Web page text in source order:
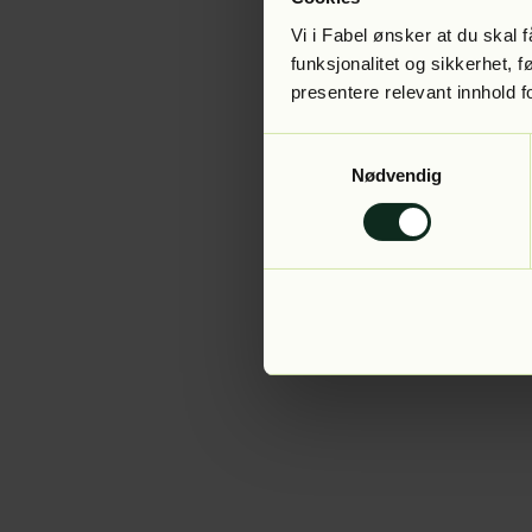
Vi i Fabel ønsker at du skal
funksjonalitet og sikkerhet,
presentere relevant innhold
Nødvendig
Application